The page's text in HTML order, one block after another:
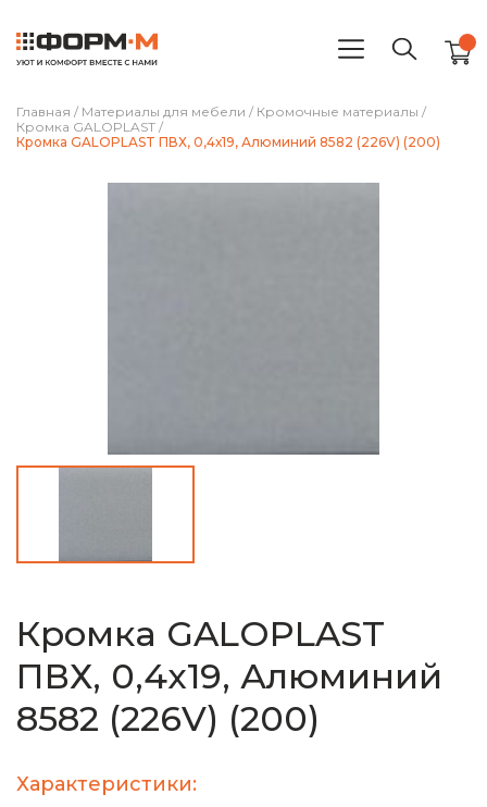
Главная / Материалы для мебели / Кромочные материалы /
Кромка GALOPLAST /
Кромка GALOPLAST ПВХ, 0,4х19, Алюминий 8582 (226V) (200)
Кромка GALOPLAST
ПВХ, 0,4х19, Алюминий
8582 (226V) (200)
Характеристики: